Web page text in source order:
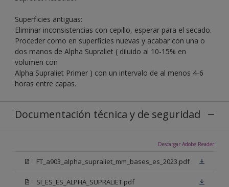
Superficies antiguas:
Eliminar inconsistencias con cepillo, esperar para el secado.
Proceder como en superficies nuevas y acabar con una o
dos manos de Alpha Supraliet ( diluido al 10-15% en
volumen con
Alpha Supraliet Primer ) con un intervalo de al menos 4-6
horas entre capas.
Documentación técnica y de seguridad
Descargar Adobe Reader
FT_a903_alpha_supraliet_mm_bases_es_2023.pdf
SI_ES_ES_ALPHA_SUPRALIET.pdf